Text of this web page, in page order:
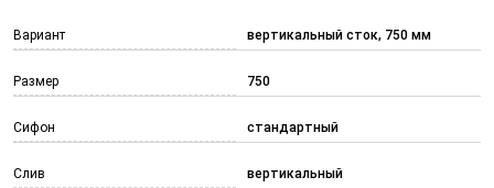
Вариант вертикальный сток, 750 мм
Размер 750
Сифон стандартный
Слив вертикальный